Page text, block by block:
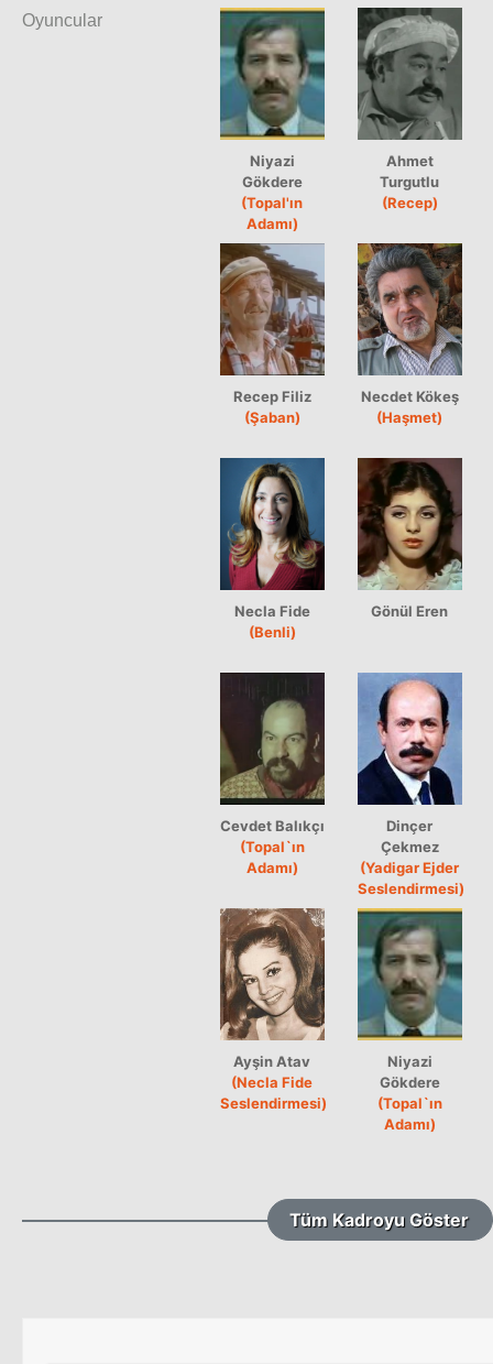
Oyuncular
Niyazi
Gökdere
(Topal'ın
Adamı)
Ahmet
Turgutlu
(Recep)
Recep Filiz
(Şaban)
Necdet Kökeş
(Haşmet)
Necla Fide
(Benli)
Gönül Eren
Cevdet Balıkçı
(Topal`ın
Adamı)
Dinçer
Çekmez
(Yadigar Ejder
Seslendirmesi)
Ayşin Atav
(Necla Fide
Seslendirmesi)
Niyazi
Gökdere
(Topal`ın
Adamı)
Tüm Kadroyu Göster